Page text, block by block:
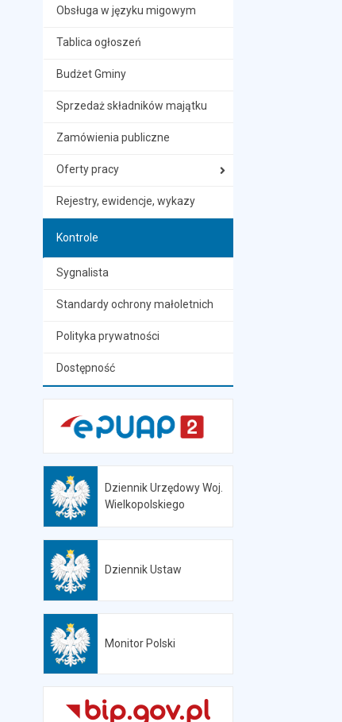
Obsługa w języku migowym
Tablica ogłoszeń
Budżet Gminy
Sprzedaż składników majątku
Zamówienia publiczne
Oferty pracy
Rejestry, ewidencje, wykazy
Kontrole
Sygnalista
Standardy ochrony małoletnich
Polityka prywatności
Dostępność
Dziennik Urzędowy Woj.
Wielkopolskiego
Dziennik Ustaw
Monitor Polski